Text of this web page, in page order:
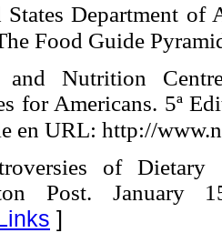
States Department
Food Guide
Nutrition
for Americans. 5ª
en URL: http://
of Dietary
Post. January
]